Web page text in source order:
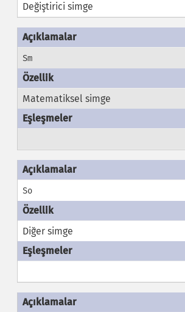
Değiştirici simge
Sm
Matematiksel simge
So
Diğer simge